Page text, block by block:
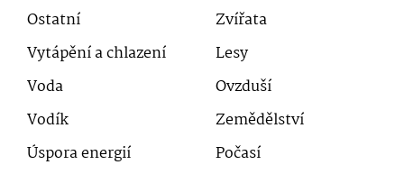
Ostatní
Zvířata
Vytápění a chlazení
Lesy
Voda
Ovzduší
Vodík
Zemědělství
Úspora energií
Počasí